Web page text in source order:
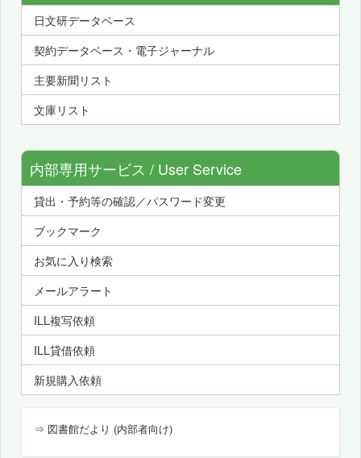
日文研データベース
契約データベース・電子ジャーナル
主要新聞リスト
文庫リスト
内部専用サービス / User Service
貸出・予約等の確認／パスワード変更
ブックマーク
お気に入り検索
メールアラート
ILL複写依頼
ILL貸借依頼
新規購入依頼
⇒ 図書館だより (内部者向け)